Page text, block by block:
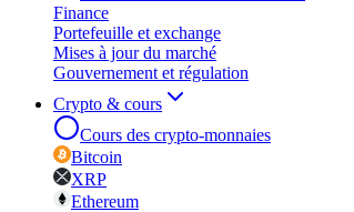
Finance
Portefeuille et exchange
Mises à jour du marché
Gouvernement et régulation
Crypto & cours
Cours des crypto-monnaies
Bitcoin
XRP
Ethereum